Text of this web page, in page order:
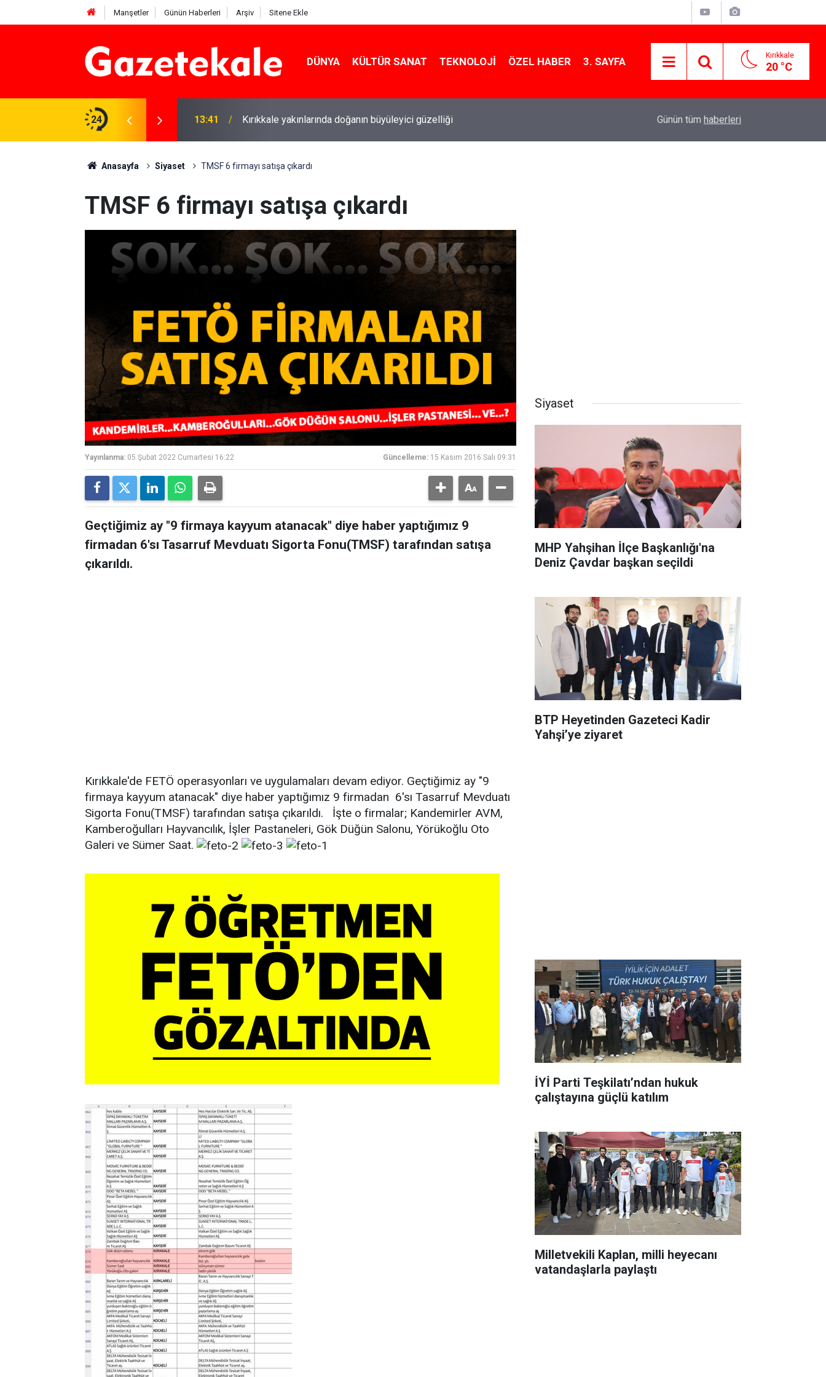
Manşetler Günün Haberleri Arşiv Sitene Ekle
DÜNYA KÜLTÜR SANAT TEKNOLOJI ÖZEL HABER 3. SAYFA Kırıkkale
20 °C
24
Çavdar başkan seçildi 13:41 Kırıkkale yakınlarında doğanın büyüleyici güzelliği Kırıkkale Çalılıöz Mahallesi'nde altyapı
Günün tüm haberleri
Anasayfa Siyaset TMSF 6 firmayı satışa çıkardı
TMSF 6 firmayı satışa çıkardı
Yayınlanma: 05 Şubat 2022 Cumartesi 16:22 Güncelleme: 15 Kasım 2016 Salı 09:31
Geçtiğimiz ay "9 firmaya kayyum atanacak" diye haber yaptığımız 9
firmadan 6'sı Tasarruf Mevduatı Sigorta Fonu(TMSF) tarafından satışa
çıkarıldı.
Kırıkkale'de FETÖ operasyonları ve uygulamaları devam ediyor. Geçtiğimiz ay "9
firmaya kayyum atanacak" diye haber yaptığımız 9 firmadan 6'sı Tasarruf Mevduatı
Sigorta Fonu(TMSF) tarafından satışa çıkarıldı. İşte o firmalar; Kandemirler AVM,
Kamberoğulları Hayvancılık, İşler Pastaneleri, Gök Düğün Salonu, Yörükoğlu Oto
Galeri ve Sümer Saat.
Siyaset
MHP Yahşihan İlçe Başkanlığı'na
Deniz Çavdar başkan seçildi
BTP Heyetinden Gazeteci Kadir
Yahşi’ye ziyaret
İYİ Parti Teşkilatı’ndan hukuk
çalıştayına güçlü katılım
Milletvekili Kaplan, milli heyecanı
vatandaşlarla paylaştı